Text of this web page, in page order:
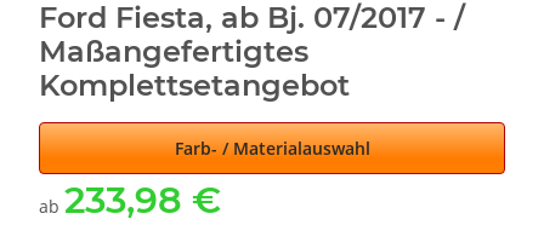
Ford Fiesta, ab Bj. 07/2017 - /
Maßangefertigtes
Komplettsetangebot
Farb- / Materialauswahl
ab 233,98 €